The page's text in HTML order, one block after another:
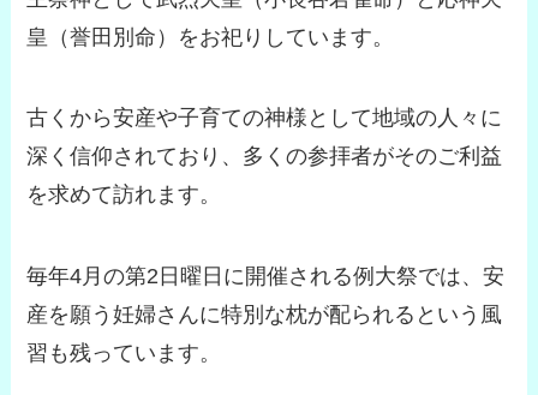
皇（誉田別命）をお祀りしています。
古くから安産や子育ての神様として地域の人々に
深く信仰されており、多くの参拝者がそのご利益
を求めて訪れます。
毎年4月の第2日曜日に開催される例大祭では、安
産を願う妊婦さんに特別な枕が配られるという風
習も残っています。